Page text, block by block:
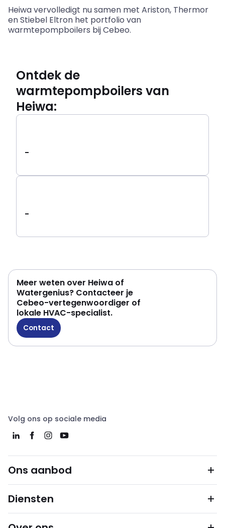
Heiwavervolledigt nu samen met Ariston, Thermor
enStiebel Eltron het portfolio van
warmtepompboilers bijCebeo.
Ontdek de
warmtepompboilers van
Heiwa:
-
-
Meer weten over Heiwa of
Watergenius? Contacteer je
Cebeo-vertegenwoordiger of
lokale HVAC-specialist.
Contact
Volg ons op sociale media
Ons aanbod
Diensten